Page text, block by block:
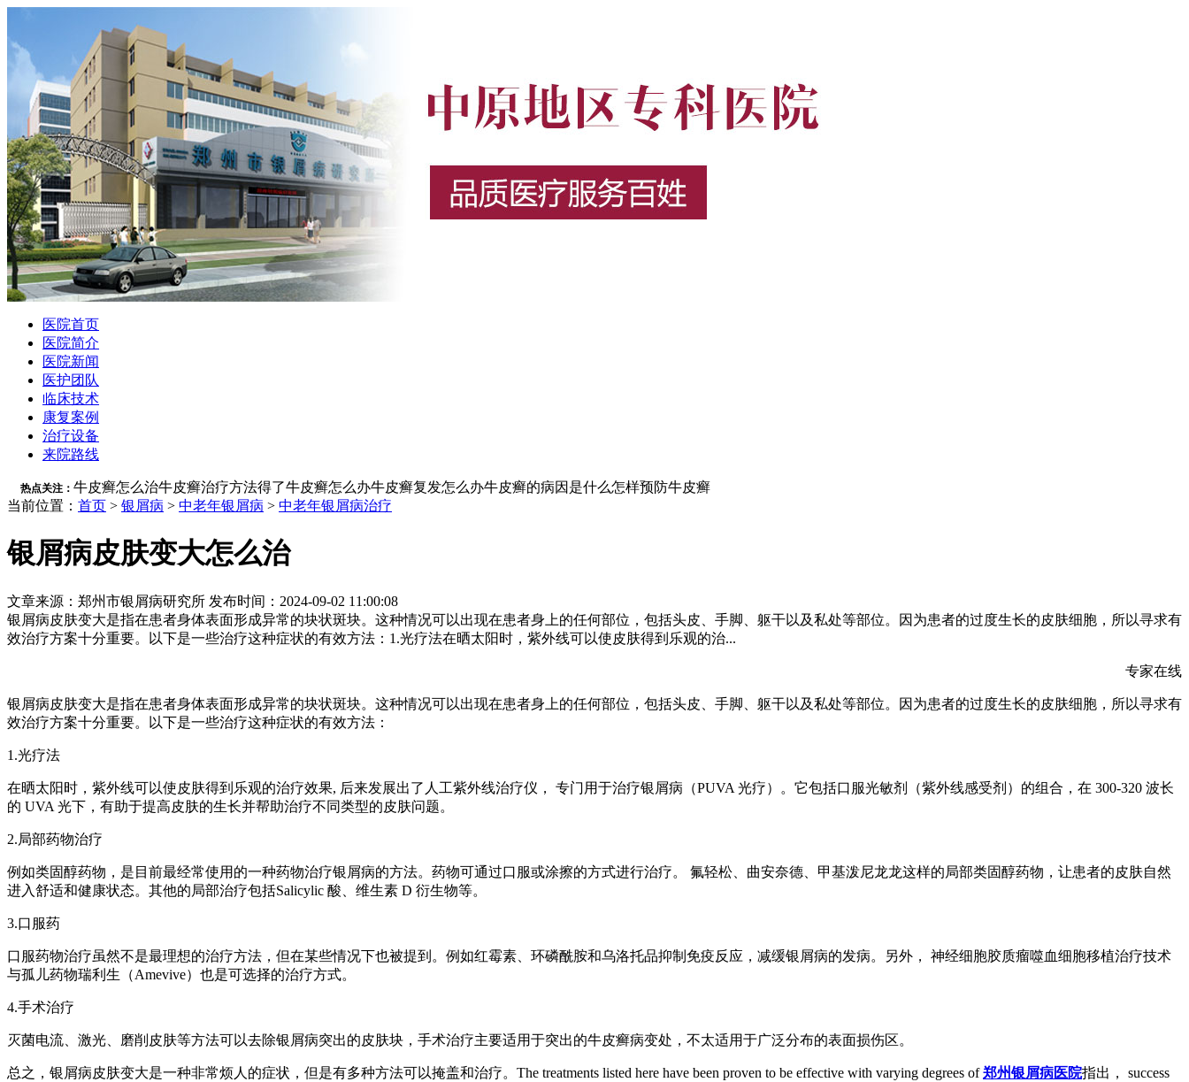
医院首页
医院简介
医院新闻
医护团队
临床技术
康复案例
治疗设备
来院路线
热点关注： 牛皮癣怎么治牛皮癣治疗方法得了牛皮癣怎么办牛皮癣复发怎么办牛皮癣的病因是什么怎样预防牛皮癣
当前位置： 首页 > 银屑病 > 中老年银屑病 > 中老年银屑病治疗
银屑病皮肤变大怎么治
文章来源：郑州市银屑病研究所 发布时间：2024-09-02 11:00:08
银屑病皮肤变大是指在患者身体表面形成异常的块状斑块。这种情况可以出现在患者身上的任何部位，包括头皮、手脚、躯干以及私处等部位。因为患者的过度生长的皮肤细胞，所以寻求有
效治疗方案十分重要。以下是一些治疗这种症状的有效方法：1.光疗法在晒太阳时，紫外线可以使皮肤得到乐观的治...
专家在线
银屑病皮肤变大是指在患者身体表面形成异常的块状斑块。这种情况可以出现在患者身上的任何部位，包括头皮、手脚、躯干以及私处等部位。因为患者的过度生长的皮肤细胞，所以寻求有
效治疗方案十分重要。以下是一些治疗这种症状的有效方法：
1.光疗法
在晒太阳时，紫外线可以使皮肤得到乐观的治疗效果, 后来发展出了人工紫外线治疗仪， 专门用于治疗银屑病（PUVA 光疗）。它包括口服光敏剂（紫外线感受剂）的组合，在 300-320 波长
的 UVA 光下，有助于提高皮肤的生长并帮助治疗不同类型的皮肤问题。
2.局部药物治疗
例如类固醇药物，是目前最经常使用的一种药物治疗银屑病的方法。药物可通过口服或涂擦的方式进行治疗。 氟轻松、曲安奈德、甲基泼尼龙龙这样的局部类固醇药物，让患者的皮肤自然
进入舒适和健康状态。其他的局部治疗包括Salicylic 酸、维生素 D 衍生物等。
3.口服药
口服药物治疗虽然不是最理想的治疗方法，但在某些情况下也被提到。例如红霉素、环磷酰胺和乌洛托品抑制免疫反应，减缓银屑病的发病。另外， 神经细胞胶质瘤噬血细胞移植治疗技术
与孤儿药物瑞利生（Amevive）也是可选择的治疗方式。
4.手术治疗
灭菌电流、激光、磨削皮肤等方法可以去除银屑病突出的皮肤块，手术治疗主要适用于突出的牛皮癣病变处，不太适用于广泛分布的表面损伤区。
总之，银屑病皮肤变大是一种非常烦人的症状，但是有多种方法可以掩盖和治疗。The treatments listed here have been proven to be effective with varying degrees of郑州银屑病医院指出， success